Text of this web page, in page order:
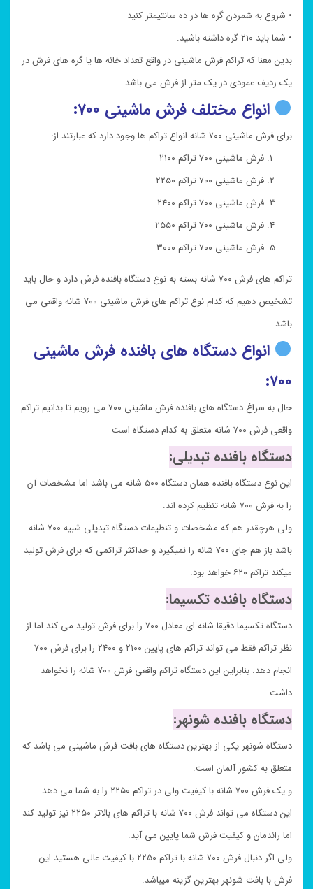
• شروع به شمردن گره ها در ده سانتیمتر کنید
• شما باید ۲۱۰ گره داشته باشید.
بدین معنا که تراکم فرش ماشینی در واقع تعداد خانه ها یا گره های فرش در
یک ردیف عمودی در یک متر از فرش می باشد.
انواع مختلف فرش ماشینی ۷۰۰:
برای فرش ماشینی ۷۰۰ شانه انواع تراکم ها وجود دارد که عبارتند از:
فرش ماشینی ۷۰۰ تراکم ۲۱۰۰
فرش ماشینی ۷۰۰ تراکم ۲۲۵۰
فرش ماشینی ۷۰۰ تراکم ۲۴۰۰
فرش ماشینی ۷۰۰ تراکم ۲۵۵۰
فرش ماشینی ۷۰۰ تراکم ۳۰۰۰
تراکم های فرش ۷۰۰ شانه بسته به نوع دستگاه بافنده فرش دارد و حال باید
تشخیص دهیم که کدام نوع تراکم های فرش ماشینی ۷۰۰ شانه واقعی می
باشد.
انواع دستگاه های بافنده فرش ماشینی
۷۰۰:
حال به سراغ دستگاه های بافنده فرش ماشینی ۷۰۰ می رویم تا بدانیم تراکم
واقعی فرش ۷۰۰ شانه متعلق به کدام دستگاه است
دستگاه بافنده تبدیلی:
این نوع دستگاه بافنده همان دستگاه ۵۰۰ شانه می باشد اما مشخصات آن
را به فرش ۷۰۰ شانه تنظیم کرده اند.
ولی هرچقدر هم که مشخصات و تنطیمات دستگاه تبدیلی شبیه ۷۰۰ شانه
باشد باز هم جای ۷۰۰ شانه را نمیگیرد و حداکثر تراکمی که برای فرش تولید
میکند تراکم ۶۲۰ خواهد بود.
دستگاه بافنده تکسیما:
دستگاه تکسیما دقیقا شانه ای معادل ۷۰۰ را برای فرش تولید می کند اما از
نظر تراکم فقط می تواند تراکم های پایین ۲۱۰۰ و ۲۴۰۰ را برای فرش ۷۰۰
انجام دهد. بنابراین این دستگاه تراکم واقعی فرش ۷۰۰ شانه را نخواهد
داشت.
دستگاه بافنده شونهر:
دستگاه شونهر یکی از بهترین دستگاه های بافت فرش ماشینی می باشد که
متعلق به کشور آلمان است.
و یک فرش ۷۰۰ شانه با کیفیت ولی در تراکم ۲۲۵۰ را به شما می دهد.
این دستگاه می تواند فرش ۷۰۰ شانه با تراکم های بالاتر ۲۲۵۰ نیز تولید کند
اما راندمان و کیفیت فرش شما پایین می آید.
ولی اگر دنبال فرش ۷۰۰ شانه با تراکم ۲۲۵۰ با کیفیت عالی هستید این
فرش با بافت شونهر بهترین گزینه میباشد.